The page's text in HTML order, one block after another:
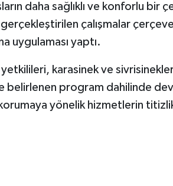
daha sağlıklı ve konforlu bir
gerçekleştirilen çalışmalar
uygulaması yaptı.
karasinek ve
belirlenen program dahilinde
korumaya yönelik hizmetlerin